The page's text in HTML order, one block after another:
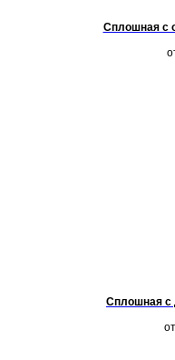
Сплошная с
Сплошная с